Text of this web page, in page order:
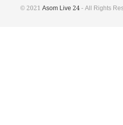
© 2021 Asom Live 24- All Rights